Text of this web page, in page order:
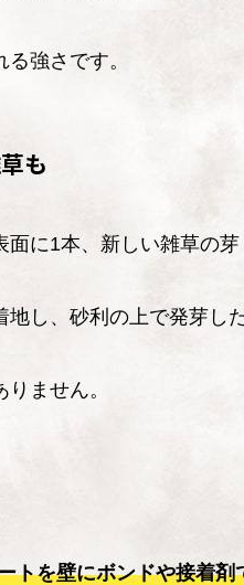
強さです。
も
面に1本、新しい雑草の芽
地し、砂利の上で発芽し
ません。
トを壁にボンドや接着剤